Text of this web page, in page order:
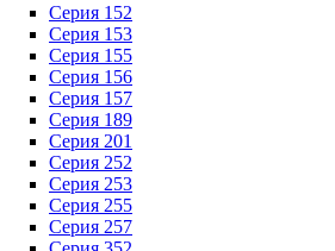
Серия 152
Серия 153
Серия 155
Серия 156
Серия 157
Серия 189
Серия 201
Серия 252
Серия 253
Серия 255
Серия 257